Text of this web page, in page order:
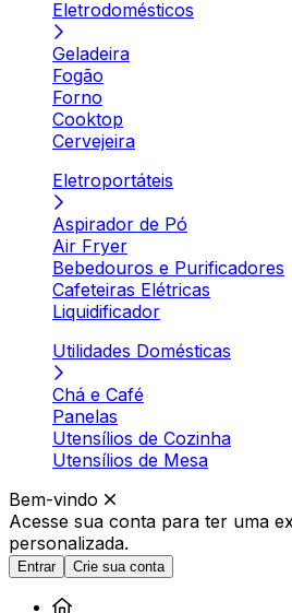
Eletrodomésticos
Geladeira
Fogão
Forno
Cooktop
Cervejeira
Eletroportáteis
Aspirador de Pó
Air Fryer
Bebedouros e Purificadores
Cafeteiras Elétricas
Liquidificador
Utilidades Domésticas
Chá e Café
Panelas
Utensílios de Cozinha
Utensílios de Mesa
Bem-vindo
Acesse sua conta para ter uma
personalizada.
Entrar Crie sua conta